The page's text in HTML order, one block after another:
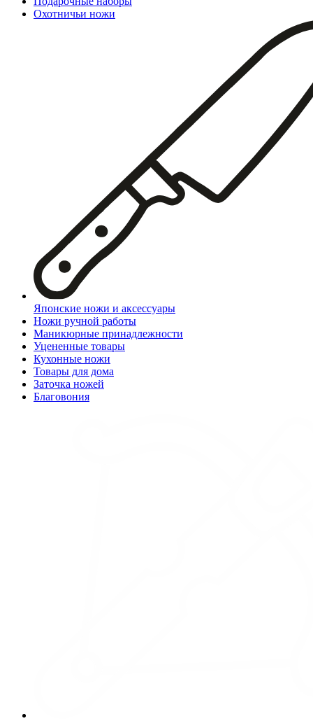
Охотничьи ножи
Японские ножи и аксессуары
Ножи ручной работы
Маникюрные принадлежности
Уцененные товары
Кухонные ножи
Товары для дома
Заточка ножей
Благовония